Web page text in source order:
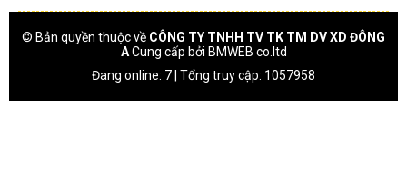
© Bản quyền thuộc về CÔNG TY TNHH TV TK TM DV XD ĐÔNG
ACung cấp bởi BMWEB co.ltd
Đang online: 7 | Tổng truy cập: 1057958